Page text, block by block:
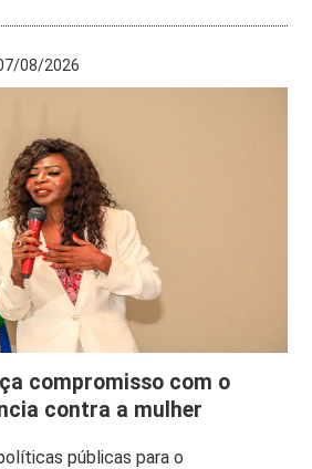
08/2026
compromisso com o
contra a mulher
públicas para o